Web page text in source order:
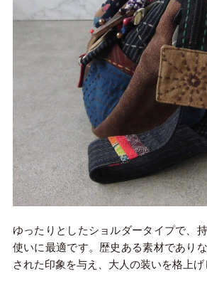
ゆったりとしたショルダータイプで、
使いに最適です。歴史ある素材であり
された印象を与え、大人の装いを格上げ